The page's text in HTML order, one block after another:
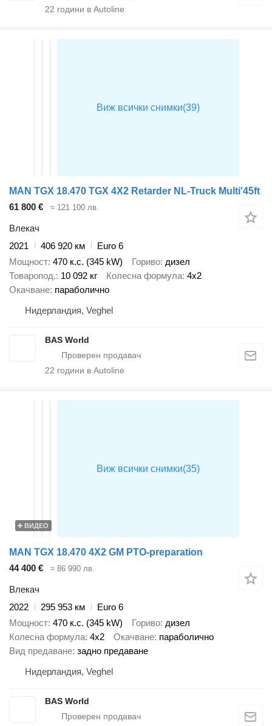
22 години в Autoline
MAN TGX 18.470 TGX 4X2 Retarder NL-Truck Multi'45ft
61 800 €
≈ 121 100 лв.
Влекач
2021
406 920 км
Euro 6
Мощност 470 к.с. (345 kW) Гориво дизел
Товаропод. 10 092 кг Колесна формула 4x2
Окачване параболично
Нидерландия, Veghel
BAS World
22 години в Autoline
ВИДЕО
MAN TGX 18.470 4X2 GM PTO-preparation
44 400 €
≈ 86 990 лв.
Влекач
2022
295 953 км
Euro 6
Мощност 470 к.с. (345 kW) Гориво дизел
Колесна формула 4x2 Окачване параболично
Вид предаване задно предаване
Нидерландия, Veghel
BAS World